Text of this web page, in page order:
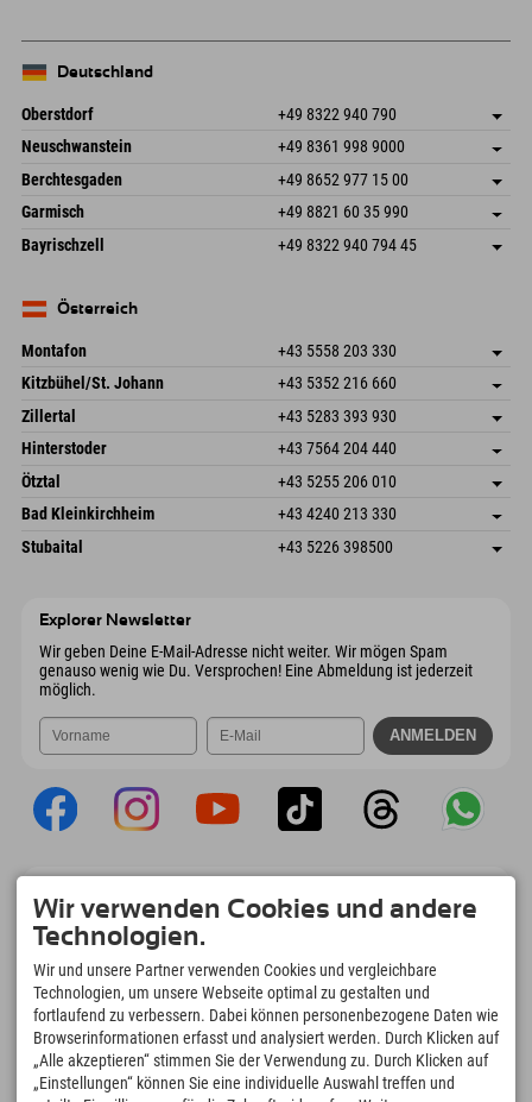
Deutschland
Oberstdorf +49 8322 940 790
An der Breitach 3
Deutschland
Adresse speichern
Buchen
Neuschwanstein +49 8361 998 9000
An der Riese 45
87484 Nesselwang im Allgäu
Deutschland
Adresse speichern
Anreiseinfos
Buchen
Berchtesgaden +49 8652 977 15 00
Hofreitstr. 7
Deutschland
Adresse speichern
Buchen
Garmisch +49 8821 60 35 990
Frickenstraße 22
82490 Farchant
Adresse speichern
Anreiseinfos
Bayrischzell +49 8322 940 794 45
Deutschland
Österreich
Montafon +43 5558 203 330
Dorfstr. 127b
6793 Gaschurn/Montafon
Österreich
Adresse speichern
Buchen
Kitzbühel/St. Johann +43 5352 216 660
Speckbacherstraße 87
6380 St. Johann in Tirol
Österreich
Adresse speichern
Anreiseinfos
Buchen
Zillertal +43 5283 393 930
Schmiedau 2
Österreich
Adresse speichern
Buchen
Hinterstoder +43 7564 204 440
Freizeitpark 10
4573 Hinterstoder
Österreich
Adresse speichern
Anreiseinfos
Buchen
Ötztal +43 5255 206 010
Gscheat 14
Österreich
Adresse speichern
Buchen
Bad Kleinkirchheim +43 4240 213 330
Dorfstraße 24
9546 Bad Kleinkirchheim
Adresse speichern
Anreiseinfos
Stubaital +43 5226 398500
Explorer Newsletter
Wir geben Deine E-Mail-Adresse nicht weiter. Wir mögen Spam
genauso wenig wie Du. Versprochen! Eine Abmeldung ist jederzeit
möglich.
Upload Deiner #ExplorerMoments, Mein
Explorer To Go mit Buchungsübersicht,
downloaden!
Zeit für Explorer Moments
166 4.634km
Wir verwenden Cookies und andere
Technologien.
Wir und unsere Partner verwenden Cookies und vergleichbare
Technologien, um unsere Webseite optimal zu gestalten und
fortlaufend zu verbessern. Dabei können personenbezogene Daten wie
Browserinformationen erfasst und analysiert werden. Durch Klicken auf
„Alle akzeptieren“ stimmen Sie der Verwendung zu. Durch Klicken auf
„Einstellungen“ können Sie eine individuelle Auswahl treffen und